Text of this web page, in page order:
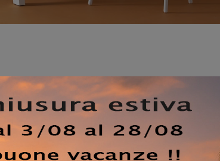
showroom le varie più esclusive proposte da
assicurata dal brand. Tavolo Thor
impreziosire spazi moderni assicurandoti l'alta
La scelta dei Tavoli da cucina è davvero
sono da verificare gli spazi disponibili, gli